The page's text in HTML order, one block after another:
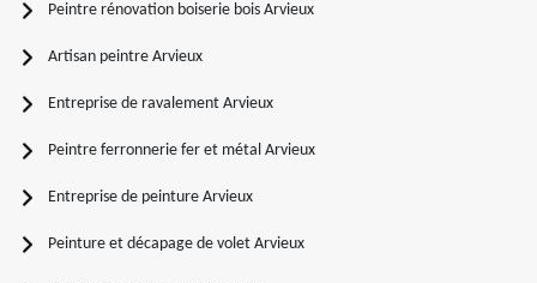
Peintre rénovation boiserie bois Arvieux
Artisan peintre Arvieux
Entreprise de ravalement Arvieux
Peintre ferronnerie fer et métal Arvieux
Entreprise de peinture Arvieux
Peinture et décapage de volet Arvieux